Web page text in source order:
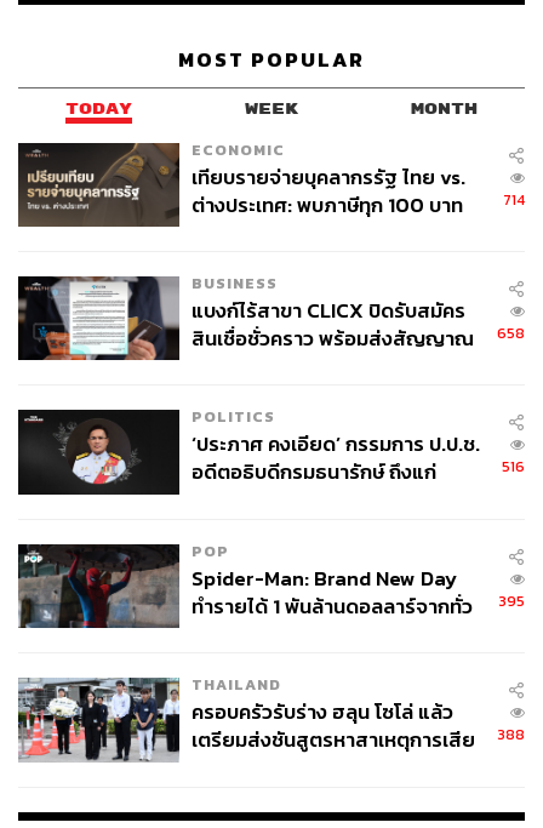
MOST POPULAR
TODAY WEEK MONTH
ECONOMIC
เทียบรายจ่ายบุคลากรรัฐ ไทย vs.
ต่างประเทศ: พบภาษีทุก 100 บาท
714
BUSINESS
แบงก์ไร้สาขา CLICX ปิดรับสมัคร
สินเชื่อชั่วคราว พร้อมส่งสัญญาณ
658
POLITICS
‘ประภาศ คงเอียด’ กรรมการ ป.ป.ช.
อดีตอธิบดีกรมธนารักษ์ ถึงแก่
516
POP
Spider-Man: Brand New Day
ทำรายได้ 1 พันล้านดอลลาร์จากทั่ว
395
THAILAND
ครอบครัวรับร่าง ฮลุน โซโล่ แล้ว
เตรียมส่งชันสูตรหาสาเหตุการเสีย
388